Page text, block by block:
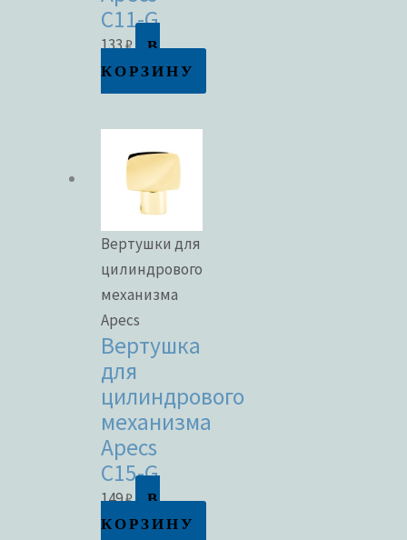
C11-G
133₽
В
КОРЗИНУ
Вертушки для
цилиндрового
механизма
Apecs
Вертушка
для
цилиндрового
механизма
Apecs
C15-G
149₽
В
КОРЗИНУ